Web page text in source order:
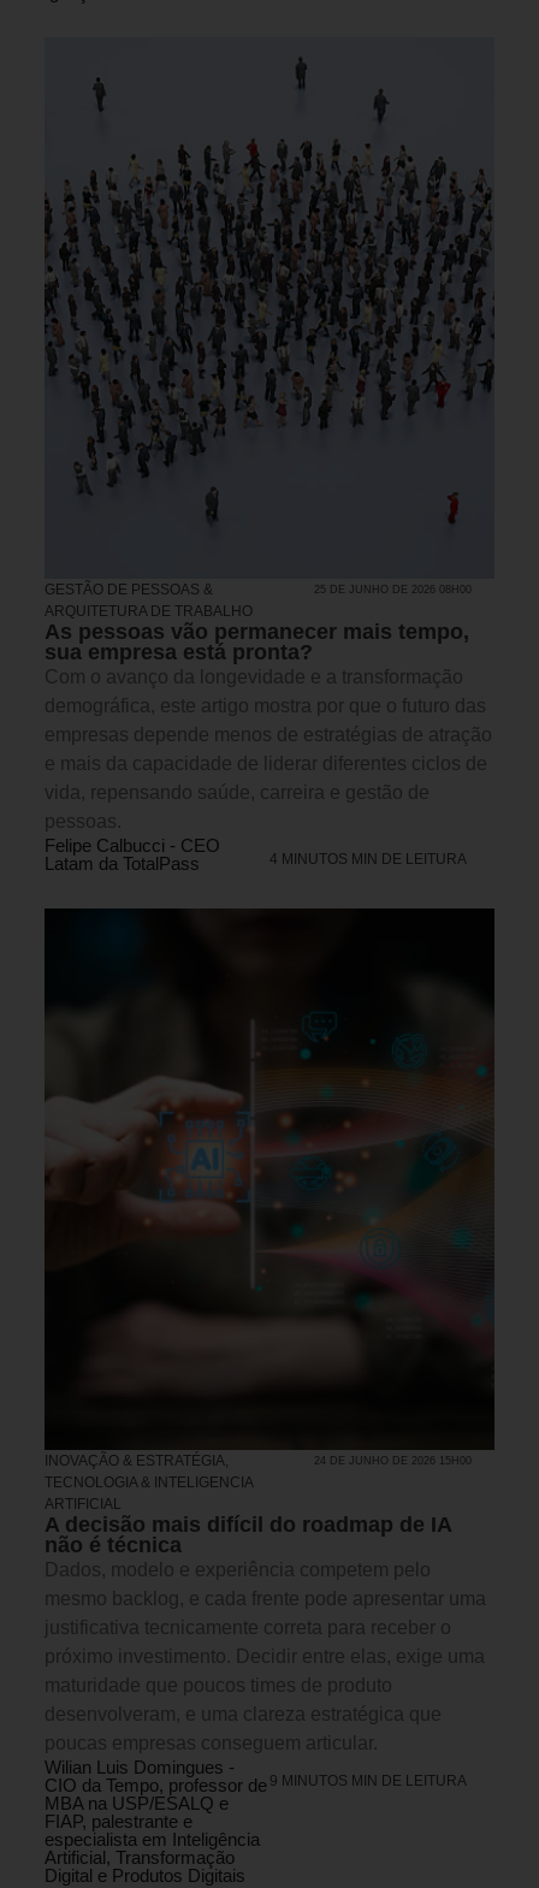
GESTÃO DE PESSOAS &
ARQUITETURA DE TRABALHO
25 DE JUNHO DE 2026 08H00
As pessoas vão permanecer mais tempo,
sua empresa está pronta?
Com o avanço da longevidade e a transformação
demográfica, este artigo mostra por que o futuro das
empresas depende menos de estratégias de atração
e mais da capacidade de liderar diferentes ciclos de
vida, repensando saúde, carreira e gestão de
pessoas.
Felipe Calbucci - CEO
Latam da TotalPass
4 MINUTOS MIN DE LEITURA
INOVAÇÃO & ESTRATÉGIA,
TECNOLOGIA & INTELIGENCIA
ARTIFICIAL
24 DE JUNHO DE 2026 15H00
A decisão mais difícil do roadmap de IA
não é técnica
Dados, modelo e experiência competem pelo
mesmo backlog, e cada frente pode apresentar uma
justificativa tecnicamente correta para receber o
próximo investimento. Decidir entre elas, exige uma
maturidade que poucos times de produto
desenvolveram, e uma clareza estratégica que
poucas empresas conseguem articular.
Wilian Luis Domingues -
CIO da Tempo, professor de
MBA na USP/ESALQ e
FIAP, palestrante e
especialista em Inteligência
Artificial, Transformação
Digital e Produtos Digitais
9 MINUTOS MIN DE LEITURA